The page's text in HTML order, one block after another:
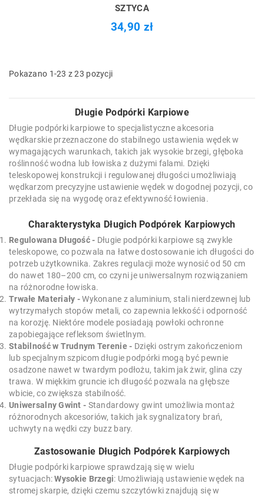
SZTYCA
34,90 zł
Pokazano 1-23 z 23 pozycji
Długie Podpórki Karpiowe
Długie podpórki karpiowe to specjalistyczne akcesoria
wędkarskie przeznaczone do stabilnego ustawienia wędek w
wymagających warunkach, takich jak wysokie brzegi, głęboka
roślinność wodna lub łowiska z dużymi falami. Dzięki
teleskopowej konstrukcji i regulowanej długości umożliwiają
wędkarzom precyzyjne ustawienie wędek w dogodnej pozycji, co
przekłada się na wygodę oraz efektywność łowienia.
Charakterystyka Długich Podpórek Karpiowych
Regulowana Długość - Długie podpórki karpiowe są zwykle
teleskopowe, co pozwala na łatwe dostosowanie ich długości do
potrzeb użytkownika. Zakres regulacji może wynosić od 50 cm
do nawet 180–200 cm, co czyni je uniwersalnym rozwiązaniem
na różnorodne łowiska.
Trwałe Materiały -Wykonane z aluminium, stali nierdzewnej lub
wytrzymałych stopów metali, co zapewnia lekkość i odporność
na korozję. Niektóre modele posiadają powłoki ochronne
zapobiegające refleksom świetlnym.
Stabilność w Trudnym Terenie - Dzięki ostrym zakończeniom
lub specjalnym szpicom długie podpórki mogą być pewnie
osadzone nawet w twardym podłożu, takim jak żwir, glina czy
trawa. W miękkim gruncie ich długość pozwala na głębsze
wbicie, co zwiększa stabilność.
Uniwersalny Gwint - Standardowy gwint umożliwia montaż
różnorodnych akcesoriów, takich jak sygnalizatory brań,
uchwyty na wędki czy buzz bary.
Zastosowanie Długich Podpórek Karpiowych
Długie podpórki karpiowe sprawdzają się w wielu
sytuacjach:Wysokie Brzegi: Umożliwiają ustawienie wędek na
stromej skarpie, dzięki czemu szczytówki znajdują się w